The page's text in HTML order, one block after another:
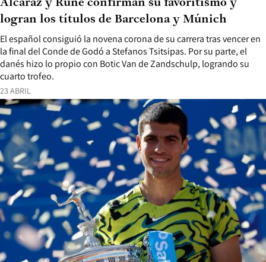
23 ABRIL
El español consiguió la novena corona de su carrera tras vencer en
la final del Conde de Godó a Stefanos Tsitsipas. Por su parte, el
danés hizo lo propio con Botic Van de Zandschulp, logrando su
cuarto trofeo.
Alcaraz y Rune confirman su favoritismo y
logran los títulos de Barcelona y Múnich